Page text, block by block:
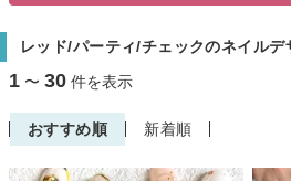
レッド/パーティ/チェックのネイルデ
1 〜 30 件を表示
おすすめ順 新着順